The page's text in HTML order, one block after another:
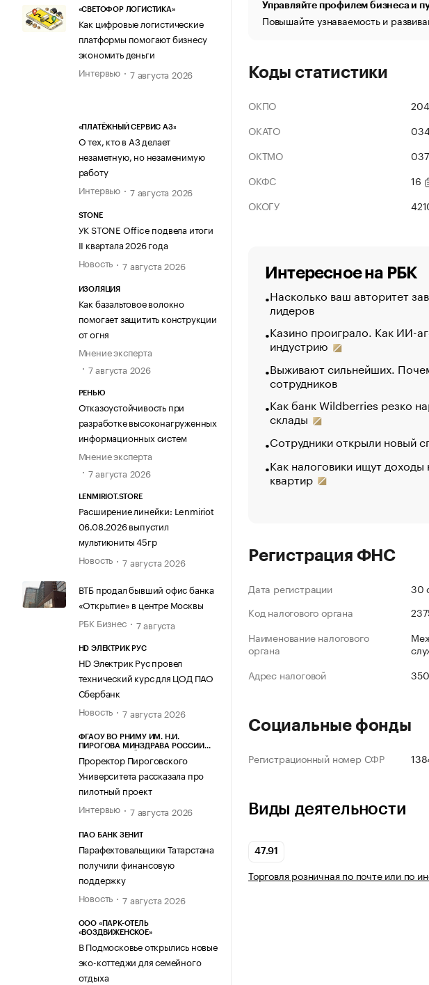
«СВЕТОФОР ЛОГИСТИКА»
Как цифровые логистические
платформы помогают бизнесу
экономить деньги
Интервью
7 августа 2026
«ПЛАТЁЖНЫЙ СЕРВИС А3»
О тех, кто в А3 делает
незаметную, но незаменимую
работу
Интервью
7 августа 2026
STONE
УК STONE Office подвела итоги
II квартала 2026 года
Новость
7 августа 2026
ИЗОЛЯЦИЯ
Как базальтовое волокно
помогает защитить конструкции
от огня
Мнение эксперта
7 августа 2026
РЕНЬЮ
Отказоустойчивость при
разработке высоконагруженных
информационных систем
Мнение эксперта
7 августа 2026
LENMIRIOT.STORE
Расширение линейки: Lenmiriot
06.08.2026 выпустил
мультиюниты 45гр
Новость
7 августа 2026
ВТБ продал бывший офис банка
«Открытие» в центре Москвы
РБК Бизнес
7 августа
HD ЭЛЕКТРИК РУС
HD Электрик Рус провел
технический курс для ЦОД ПАО
Сбербанк
Новость
7 августа 2026
ФГАОУ ВО РНИМУ ИМ. Н.И.
ПИРОГОВА МИНЗДРАВА РОССИИ
Проректор Пироговского
Университета рассказала про
пилотный проект
Интервью
7 августа 2026
ПАО БАНК ЗЕНИТ
Парафехтовальщики Татарстана
получили финансовую
поддержку
Новость
7 августа 2026
ООО «ПАРК-ОТЕЛЬ
«ВОЗДВИЖЕНСКОЕ»
В Подмосковье открылись новые
эко-коттеджи для семейного
отдыха
Управляйте профилем бизнеса и
Повышайте узнаваемость и
Коды статистики
ОКПО
ОКАТО
ОКТМО
ОКФС
16
ОКОГУ
Интересное на РБК
Насколько ваш авторитет
лидеров
Казино проиграло. Как ИИ-
индустрию
Выживают сильнейших.
сотрудников
Как банк Wildberries резко
склады
Сотрудники открыли новый
Как налоговики ищут
квартир
Регистрация ФНС
Дата регистрации
30
Код налогового органа
Наименование налогового
органа
Адрес налоговой
Социальные фонды
Регистрационный номер СФР
Виды деятельности
47.91
Торговля розничная по почте или по